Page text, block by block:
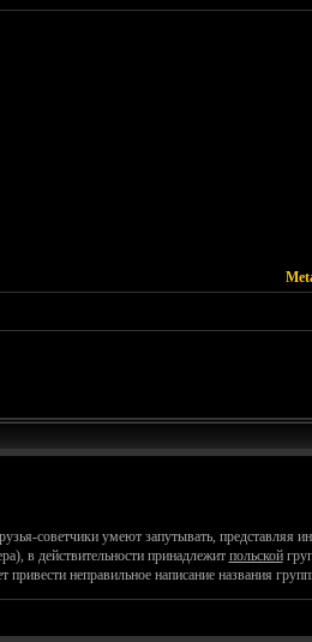
советчики умеют запутывать,
в действительности принадлежит польской
неправильное написание названия